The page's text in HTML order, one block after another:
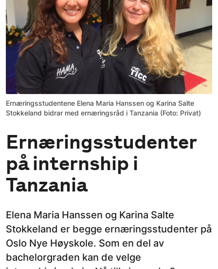
Ernæringsstudentene Elena Maria Hanssen og Karina Salte
Stokkeland bidrar med ernæringsråd i Tanzania (Foto: Privat)
Ernæringsstudenter
på internship i
Tanzania
Elena Maria Hanssen og Karina Salte
Stokkeland er begge ernæringsstudenter på
Oslo Nye Høyskole. Som en del av
bachelorgraden kan de velge